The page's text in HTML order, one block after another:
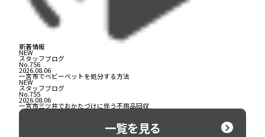
新着情報
NEW
スタッフブログ
No.756
2026.08.06
一宮市でベビーベットを処分する方法
NEW
スタッフブログ
No.755
2026.08.06
一宮市三ツ井でおかたづけに伴う不用品回収
一覧を見る